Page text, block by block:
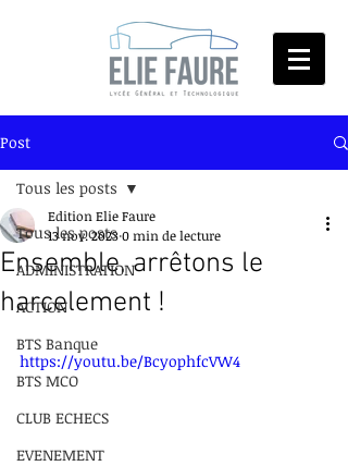
Post
Tous les posts
ADMINISTRATION
ACTION
BTS Banque
BTS MCO
CLUB ECHECS
EVENEMENT
Tous les posts
Ensemble, arrêtons le
harcelement !
Edition Elie Faure
13 nov. 20230 min de lecture
https://youtu.be/BcyophfcVW4